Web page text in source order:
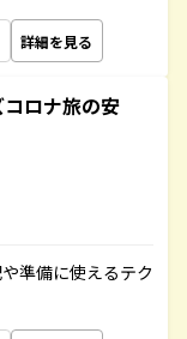
詳細を見る
ロナ旅の安
準備に使えるテク